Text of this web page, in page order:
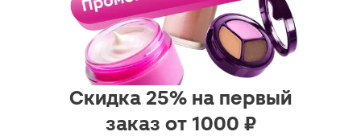
Скидка 25% на первый
заказ от 1000 ₽